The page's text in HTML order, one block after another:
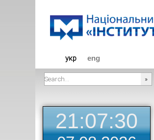
укр eng
21:07:30